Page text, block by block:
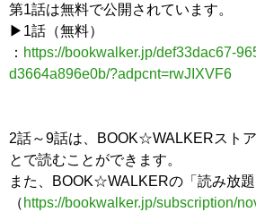
第1話は無料で公開されています。
▶1話（無料）
： https://bookwalker.jp/def33dac67-
d3664a896e0b/?adpcnt=rwJIXVF6
2話～9話は、BOOK☆WALKERスト
とで読むことができます。
また、BOOK☆WALKERの「読み放題
（ https://bookwalker.jp/subscription/